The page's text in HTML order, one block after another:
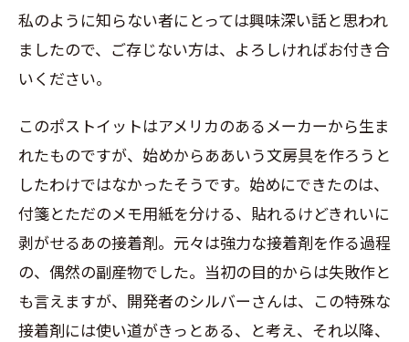
私のように知らない者にとっては興味深い話と思われ
ましたので、ご存じない方は、よろしければお付き合
いください。
このポストイットはアメリカのあるメーカーから生ま
れたものですが、始めからああいう文房具を作ろうと
したわけではなかったそうです。始めにできたのは、
付箋とただのメモ用紙を分ける、貼れるけどきれいに
剥がせるあの接着剤。元々は強力な接着剤を作る過程
の、偶然の副産物でした。当初の目的からは失敗作と
も言えますが、開発者のシルバーさんは、この特殊な
接着剤には使い道がきっとある、と考え、それ以降、